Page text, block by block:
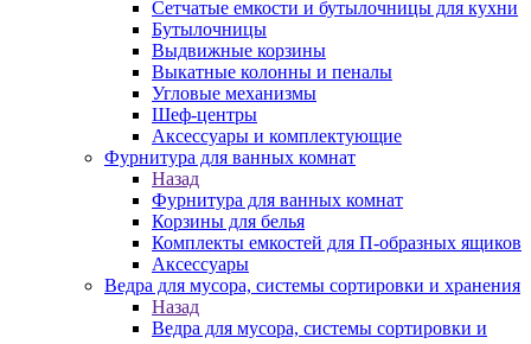
Сетчатые емкости и бутылочницы для кухни
Бутылочницы
Выдвижные корзины
Выкатные колонны и пеналы
Угловые механизмы
Шеф-центры
Аксессуары и комплектующие
Фурнитура для ванных комнат
Назад
Фурнитура для ванных комнат
Корзины для белья
Комплекты емкостей для П-образных ящиков
Аксессуары
Ведра для мусора, системы сортировки и хранения
Назад
Ведра для мусора, системы сортировки и